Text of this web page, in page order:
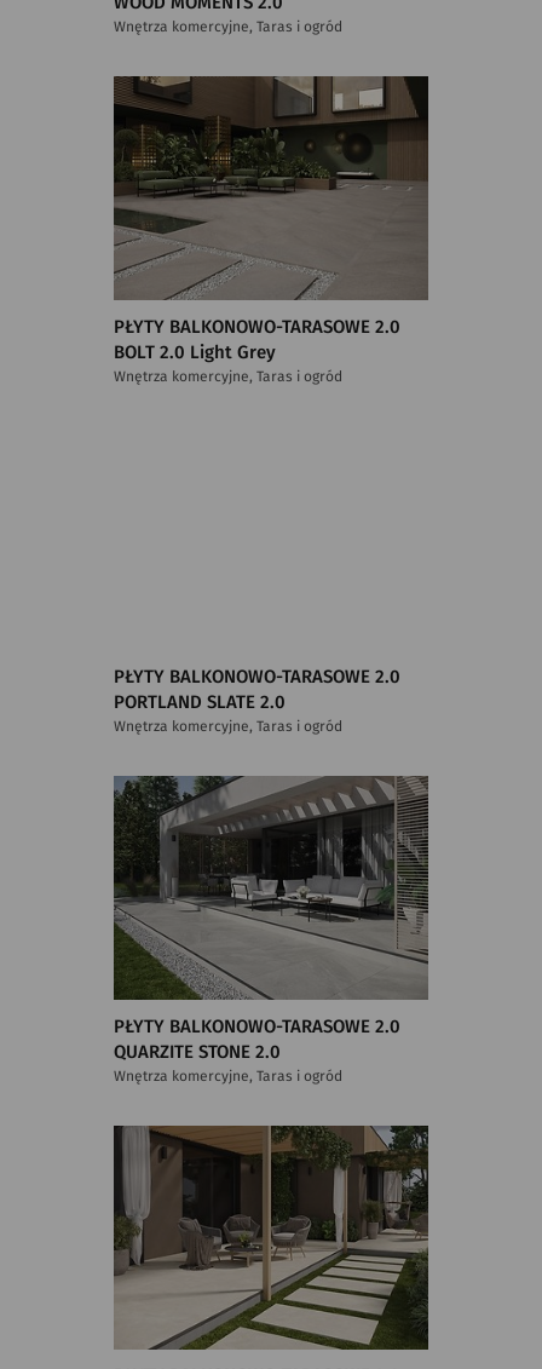
Wnętrza komercyjne, Taras i ogród
PŁYTY BALKONOWO-TARASOWE 2.0
BOLT 2.0 Light Grey
Wnętrza komercyjne, Taras i ogród
PŁYTY BALKONOWO-TARASOWE 2.0
PORTLAND SLATE 2.0
Wnętrza komercyjne, Taras i ogród
PŁYTY BALKONOWO-TARASOWE 2.0
QUARZITE STONE 2.0
Wnętrza komercyjne, Taras i ogród